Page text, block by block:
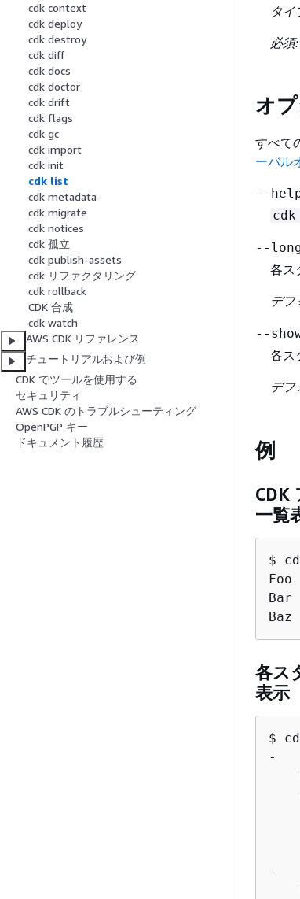
cdk context
cdk deploy
cdk destroy
cdk diff
cdk docs
cdk doctor
cdk drift
cdk flags
cdk gc
cdk import
cdk init
cdk list
cdk metadata
cdk migrate
cdk notices
cdk 孤立
cdk publish-assets
cdk リファクタリング
cdk rollback
CDK 合成
cdk watch
AWS CDK リファレンス
チュートリアルおよび例
CDK でツールを使用する
セキュリティ
AWS CDK のトラブルシューティング
OpenPGP キー
ドキュメント履歴
タイ
必須:
オ
すべて
ーバル
--
--
各ス
デフ
--
各ス
デフ
例
CDK
一覧
$
Foo
Bar
Baz
各ス
表示
$
-
-